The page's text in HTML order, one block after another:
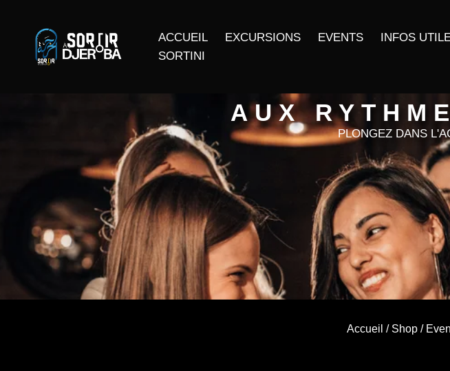
ACCUEIL EXCURSIONS EVENTS INFOS
SORTINI
AUX
PLONGEZ DANS
Accueil / Shop /